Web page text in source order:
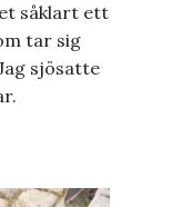
såklart ett
tar sig
sjösatte